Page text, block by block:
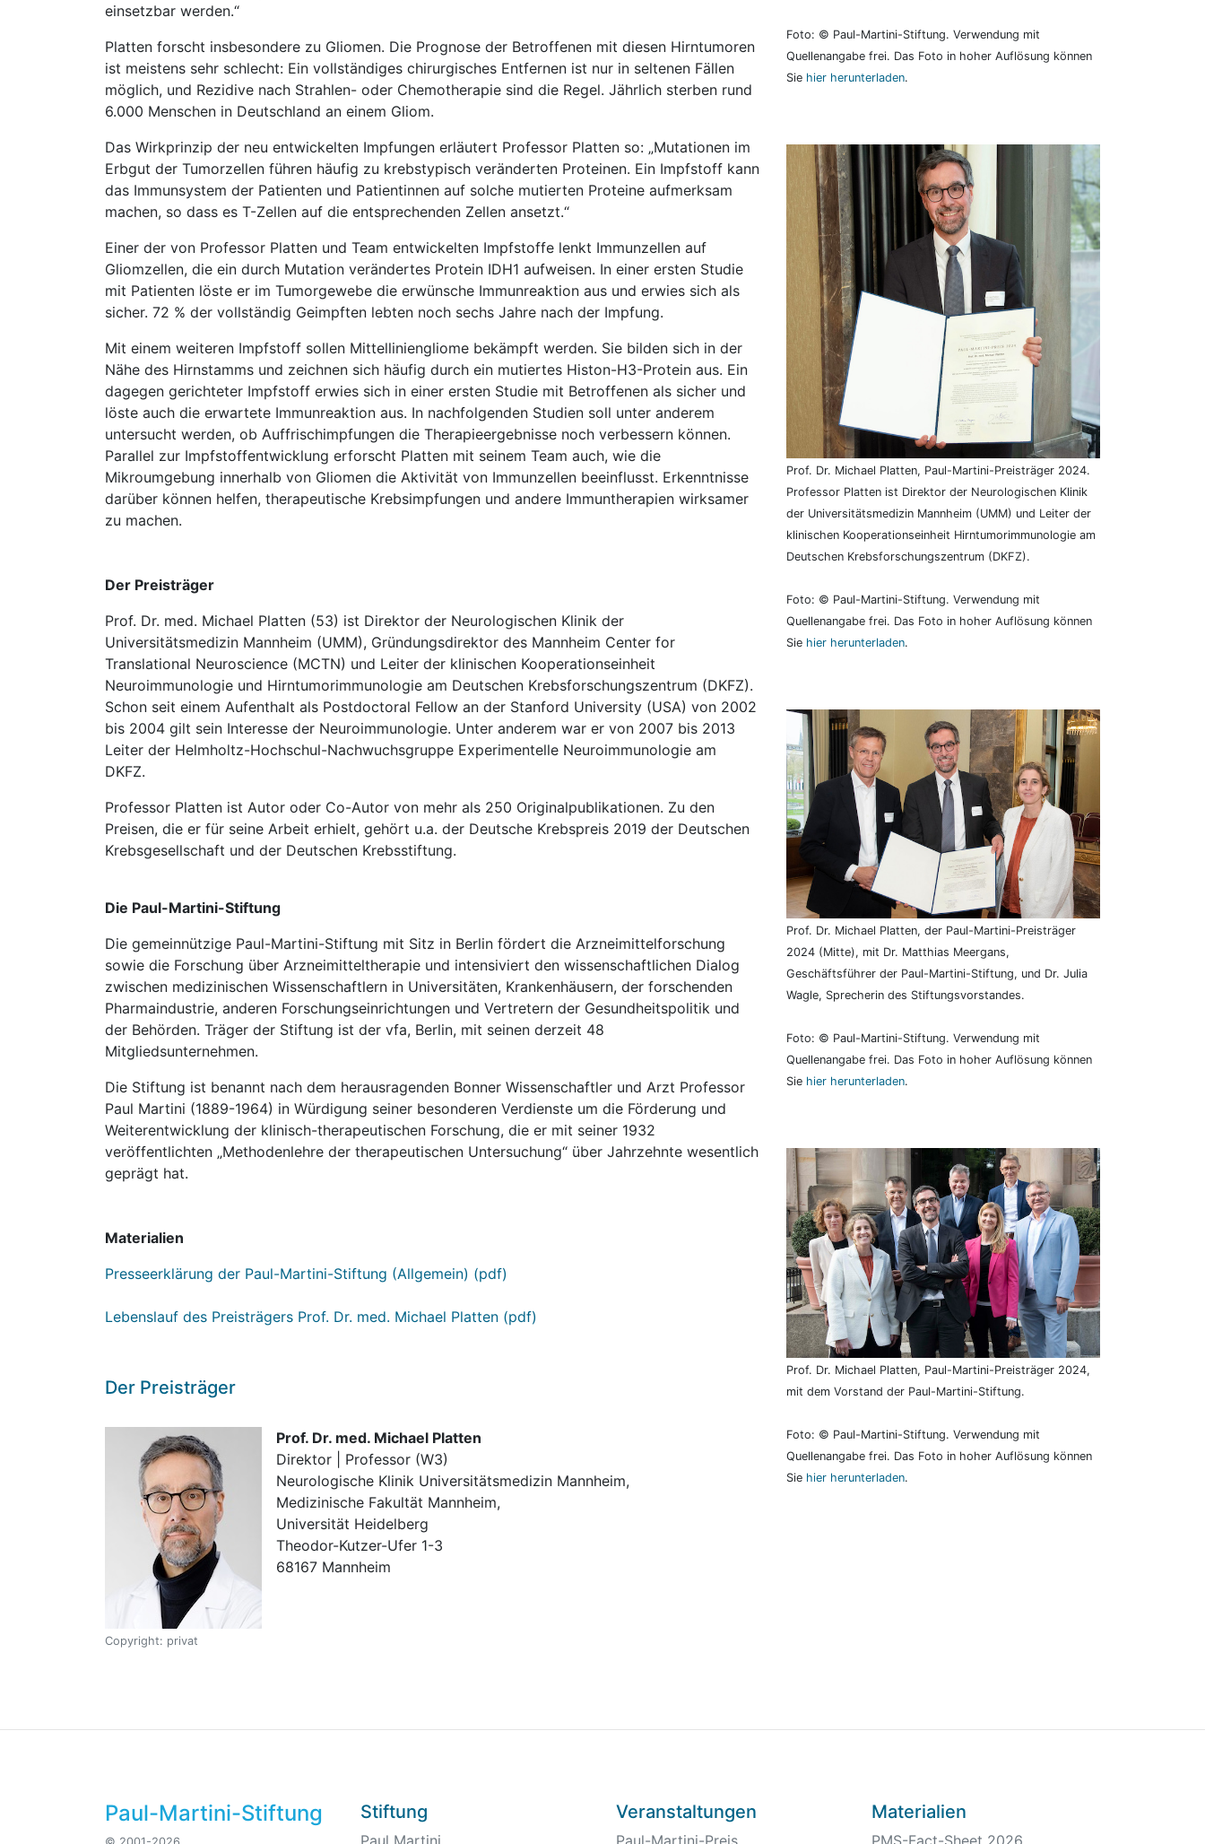
einsetzbar werden.“
Platten forscht insbesondere zu Gliomen. Die Prognose der Betroffenen mit diesen Hirntumoren
ist meistens sehr schlecht: Ein vollständiges chirurgisches Entfernen ist nur in seltenen Fällen
möglich, und Rezidive nach Strahlen- oder Chemotherapie sind die Regel. Jährlich sterben rund
6.000 Menschen in Deutschland an einem Gliom.
Das Wirkprinzip der neu entwickelten Impfungen erläutert Professor Platten so: „Mutationen im
Erbgut der Tumorzellen führen häufig zu krebstypisch veränderten Proteinen. Ein Impfstoff kann
das Immunsystem der Patienten und Patientinnen auf solche mutierten Proteine aufmerksam
machen, so dass es T-Zellen auf die entsprechenden Zellen ansetzt.“
Einer der von Professor Platten und Team entwickelten Impfstoffe lenkt Immunzellen auf
Gliomzellen, die ein durch Mutation verändertes Protein IDH1 aufweisen. In einer ersten Studie
mit Patienten löste er im Tumorgewebe die erwünsche Immunreaktion aus und erwies sich als
sicher. 72 % der vollständig Geimpften lebten noch sechs Jahre nach der Impfung.
Mit einem weiteren Impfstoff sollen Mittelliniengliome bekämpft werden. Sie bilden sich in der
Nähe des Hirnstamms und zeichnen sich häufig durch ein mutiertes Histon-H3-Protein aus. Ein
dagegen gerichteter Impfstoff erwies sich in einer ersten Studie mit Betroffenen als sicher und
löste auch die erwartete Immunreaktion aus. In nachfolgenden Studien soll unter anderem
untersucht werden, ob Auffrischimpfungen die Therapieergebnisse noch verbessern können.
Parallel zur Impfstoffentwicklung erforscht Platten mit seinem Team auch, wie die
Mikroumgebung innerhalb von Gliomen die Aktivität von Immunzellen beeinflusst. Erkenntnisse
darüber können helfen, therapeutische Krebsimpfungen und andere Immuntherapien wirksamer
zu machen.
Der Preisträger
Prof. Dr. med. Michael Platten (53) ist Direktor der Neurologischen Klinik der
Universitätsmedizin Mannheim (UMM), Gründungsdirektor des Mannheim Center for
Translational Neuroscience (MCTN) und Leiter der klinischen Kooperationseinheit
Neuroimmunologie und Hirntumorimmunologie am Deutschen Krebsforschungszentrum (DKFZ).
Schon seit einem Aufenthalt als Postdoctoral Fellow an der Stanford University (USA) von 2002
bis 2004 gilt sein Interesse der Neuroimmunologie. Unter anderem war er von 2007 bis 2013
Leiter der Helmholtz-Hochschul-Nachwuchsgruppe Experimentelle Neuroimmunologie am
DKFZ.
Professor Platten ist Autor oder Co-Autor von mehr als 250 Originalpublikationen. Zu den
Preisen, die er für seine Arbeit erhielt, gehört u.a. der Deutsche Krebspreis 2019 der Deutschen
Krebsgesellschaft und der Deutschen Krebsstiftung.
Die Paul-Martini-Stiftung
Die gemeinnützige Paul-Martini-Stiftung mit Sitz in Berlin fördert die Arzneimittelforschung
sowie die Forschung über Arzneimitteltherapie und intensiviert den wissenschaftlichen Dialog
zwischen medizinischen Wissenschaftlern in Universitäten, Krankenhäusern, der forschenden
Pharmaindustrie, anderen Forschungseinrichtungen und Vertretern der Gesundheitspolitik und
der Behörden. Träger der Stiftung ist der vfa, Berlin, mit seinen derzeit 48
Mitgliedsunternehmen.
Die Stiftung ist benannt nach dem herausragenden Bonner Wissenschaftler und Arzt Professor
Paul Martini (1889-1964) in Würdigung seiner besonderen Verdienste um die Förderung und
Weiterentwicklung der klinisch-therapeutischen Forschung, die er mit seiner 1932
veröffentlichten „Methodenlehre der therapeutischen Untersuchung“ über Jahrzehnte wesentlich
geprägt hat.
Materialien
Presseerklärung der Paul-Martini-Stiftung (Allgemein) (pdf)
Lebenslauf des Preisträgers Prof. Dr. med. Michael Platten (pdf)
Der Preisträger
Copyright: privat
Prof. Dr. med. Michael Platten
Direktor | Professor (W3)
Neurologische Klinik Universitätsmedizin Mannheim,
Medizinische Fakultät Mannheim,
Universität Heidelberg
Theodor-Kutzer-Ufer 1-3
68167 Mannheim
Foto: © Paul-Martini-Stiftung. Verwendung mit
Quellenangabe frei. Das Foto in hoher Auflösung können
Sie hier herunterladen.
Prof. Dr. Michael Platten, Paul-Martini-Preisträger 2024.
Professor Platten ist Direktor der Neurologischen Klinik
der Universitätsmedizin Mannheim (UMM) und Leiter der
klinischen Kooperationseinheit Hirntumorimmunologie am
Deutschen Krebsforschungszentrum (DKFZ).
Foto: © Paul-Martini-Stiftung. Verwendung mit
Quellenangabe frei. Das Foto in hoher Auflösung können
Sie hier herunterladen.
Prof. Dr. Michael Platten, der Paul-Martini-Preisträger
2024 (Mitte), mit Dr. Matthias Meergans,
Geschäftsführer der Paul-Martini-Stiftung, und Dr. Julia
Wagle, Sprecherin des Stiftungsvorstandes.
Foto: © Paul-Martini-Stiftung. Verwendung mit
Quellenangabe frei. Das Foto in hoher Auflösung können
Sie hier herunterladen.
Prof. Dr. Michael Platten, Paul-Martini-Preisträger 2024,
mit dem Vorstand der Paul-Martini-Stiftung.
Foto: © Paul-Martini-Stiftung. Verwendung mit
Quellenangabe frei. Das Foto in hoher Auflösung können
Sie hier herunterladen.
Paul-Martini-Stiftung Stiftung
Paul Martini
Veranstaltungen
Paul-Martini-Preis
Materialien
PMS-Fact-Sheet 2026